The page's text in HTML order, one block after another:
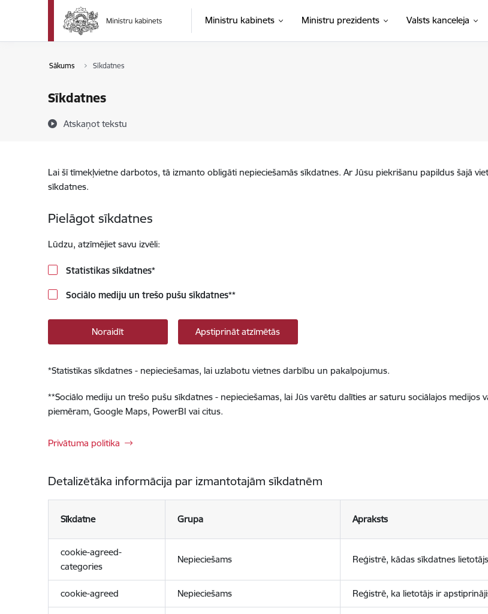
Pāriet uz lapas saturu
Ministru kabinets Ministru prezidents Valsts kanceleja
Sākums Sīkdatnes
Sīkdatnes
Atskaņot tekstu
Lai šī tīmekļvietne darbotos, tā izmanto obligāti nepieciešamās sīkdatnes. Ar Jūsu piekrišanu papildus šajā
sīkdatnes.
Pielāgot sīkdatnes
Lūdzu, atzīmējiet savu izvēli:
Statistikas sīkdatnes*
Sociālo mediju un trešo pušu sīkdatnes**
Noraidīt Apstiprināt atzīmētās
*Statistikas sīkdatnes - nepieciešamas, lai uzlabotu vietnes darbību un pakalpojumus.
**Sociālo mediju un trešo pušu sīkdatnes - nepieciešamas, lai Jūs varētu dalīties ar saturu sociālajos
piemēram, Google Maps, PowerBI vai citus.
Privātuma politika
Detalizētāka informācija par izmantotajām sīkdatnēm
Sīkdatne Grupa Apraksts
cookie-agreed-
categories
Nepieciešams Reģistrē, kādas sīkdatnes
cookie-agreed Nepieciešams Reģistrē, ka lietotājs ir